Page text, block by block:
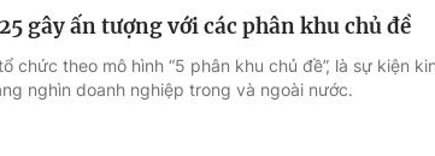
gây ấn tượng với các phân khu chủ đề
chức theo mô hình “5 phân khu chủ đề”, là sự kiện
nghìn doanh nghiệp trong và ngoài nước.